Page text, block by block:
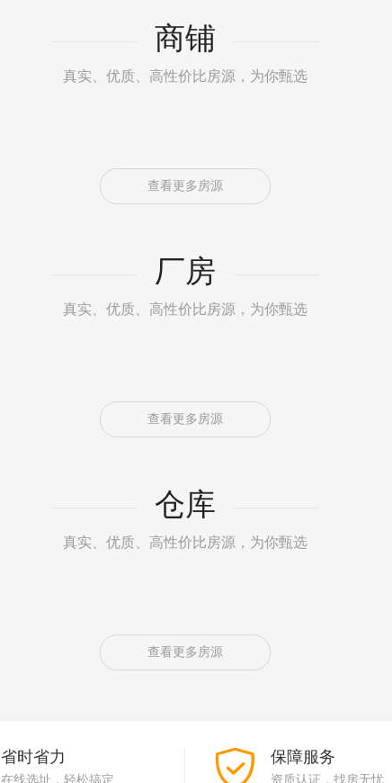
商铺
真实、优质、高性价比房源，为你甄选
查看更多房源
厂房
真实、优质、高性价比房源，为你甄选
查看更多房源
仓库
真实、优质、高性价比房源，为你甄选
查看更多房源
省时省力
在线选址，轻松搞定
保障服务
资质认证，找房无忧